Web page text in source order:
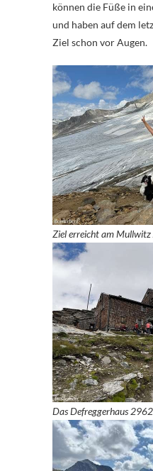
können die Füße in
und haben auf dem
Ziel schon vor Augen.
Ziel erreicht am Mullwitz
Das Defreggerhaus